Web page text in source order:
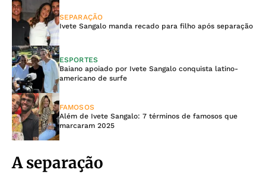
SEPARAÇÃO
Ivete Sangalo manda recado para filho após separação
ESPORTES
Baiano apoiado por Ivete Sangalo conquista latino-
americano de surfe
FAMOSOS
Além de Ivete Sangalo: 7 términos de famosos que
marcaram 2025
A separação